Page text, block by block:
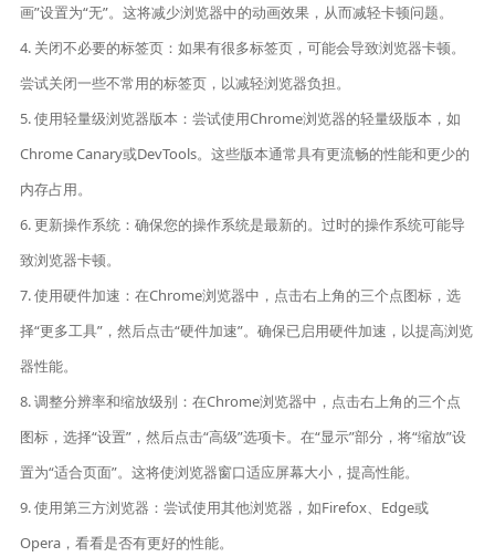
画”设置为“无”。这将减少浏览器中的动画效果，从而减轻卡顿问题。
4. 关闭不必要的标签页：如果有很多标签页，可能会导致浏览器卡顿。
尝试关闭一些不常用的标签页，以减轻浏览器负担。
5. 使用轻量级浏览器版本：尝试使用Chrome浏览器的轻量级版本，如
Chrome Canary或DevTools。这些版本通常具有更流畅的性能和更少的
内存占用。
6. 更新操作系统：确保您的操作系统是最新的。过时的操作系统可能导
致浏览器卡顿。
7. 使用硬件加速：在Chrome浏览器中，点击右上角的三个点图标，选
择“更多工具”，然后点击“硬件加速”。确保已启用硬件加速，以提高浏览
器性能。
8. 调整分辨率和缩放级别：在Chrome浏览器中，点击右上角的三个点
图标，选择“设置”，然后点击“高级”选项卡。在“显示”部分，将“缩放”设
置为“适合页面”。这将使浏览器窗口适应屏幕大小，提高性能。
9. 使用第三方浏览器：尝试使用其他浏览器，如Firefox、Edge或
Opera，看看是否有更好的性能。